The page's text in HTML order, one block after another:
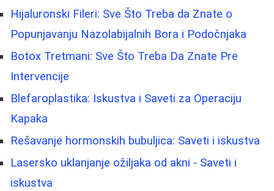
Hijaluronski Fileri: Sve Što Treba da Znate o
Popunjavanju Nazolabijalnih Bora i Podočnjaka
Botox Tretmani: Sve Što Treba Da Znate Pre
Intervencije
Blefaroplastika: Iskustva i Saveti za Operaciju
Kapaka
Rešavanje hormonskih bubuljica: Saveti i iskustva
Lasersko uklanjanje ožiljaka od akni - Saveti i
iskustva